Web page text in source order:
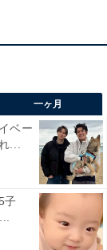
一ヶ月
ベー
...
子